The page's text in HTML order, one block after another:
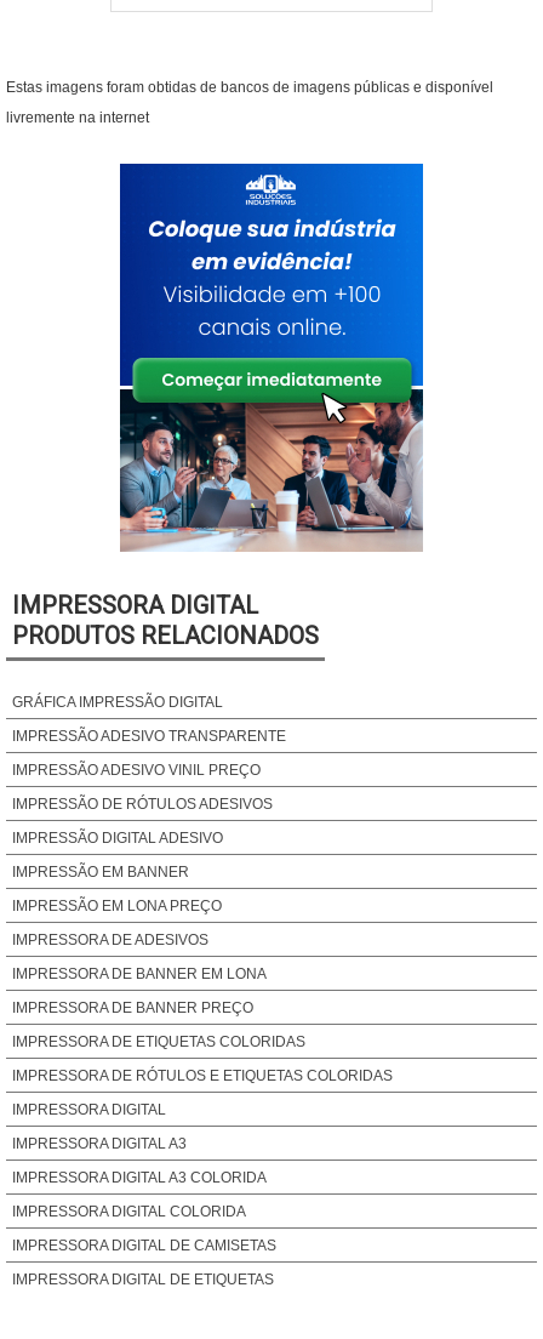
Estas imagens foram obtidas de bancos de imagens públicas e disponível
livremente na internet
IMPRESSORA DIGITAL
PRODUTOS RELACIONADOS
GRÁFICA IMPRESSÃO DIGITAL
IMPRESSÃO ADESIVO TRANSPARENTE
IMPRESSÃO ADESIVO VINIL PREÇO
IMPRESSÃO DE RÓTULOS ADESIVOS
IMPRESSÃO DIGITAL ADESIVO
IMPRESSÃO EM BANNER
IMPRESSÃO EM LONA PREÇO
IMPRESSORA DE ADESIVOS
IMPRESSORA DE BANNER EM LONA
IMPRESSORA DE BANNER PREÇO
IMPRESSORA DE ETIQUETAS COLORIDAS
IMPRESSORA DE RÓTULOS E ETIQUETAS COLORIDAS
IMPRESSORA DIGITAL
IMPRESSORA DIGITAL A3
IMPRESSORA DIGITAL A3 COLORIDA
IMPRESSORA DIGITAL COLORIDA
IMPRESSORA DIGITAL DE CAMISETAS
IMPRESSORA DIGITAL DE ETIQUETAS